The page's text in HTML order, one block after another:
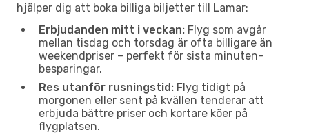
hjälper dig att boka billiga biljetter till Lamar:
Erbjudanden mitt i veckan: Flyg som avgår
mellan tisdag och torsdag är ofta billigare än
weekendpriser – perfekt för sista minuten-
besparingar.
Res utanför rusningstid: Flyg tidigt på
morgonen eller sent på kvällen tenderar att
erbjuda bättre priser och kortare köer på
flygplatsen.